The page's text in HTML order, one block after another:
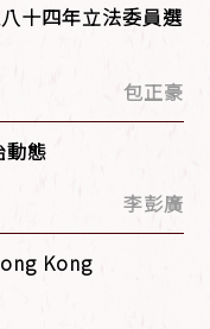
十四年立法委員選
包正豪
動態
李彭廣
Kong